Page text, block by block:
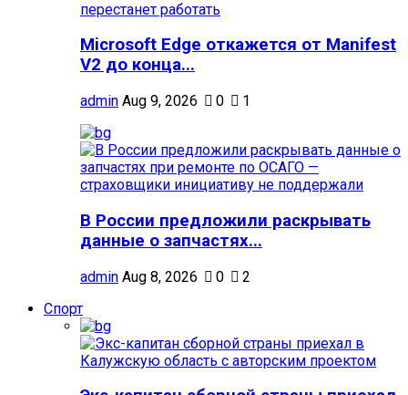
Microsoft Edge откажется от Manifest
V2 до конца...
admin Aug 9, 2026 0 1
В России предложили раскрывать
данные о запчастях...
admin Aug 8, 2026 0
2
Спорт